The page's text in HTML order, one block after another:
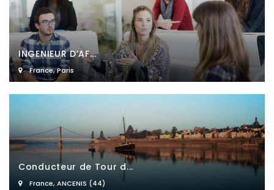
INGENIEUR D’AF...
France,Paris
Conducteur de Tour d...
France, ANCENIS (44)